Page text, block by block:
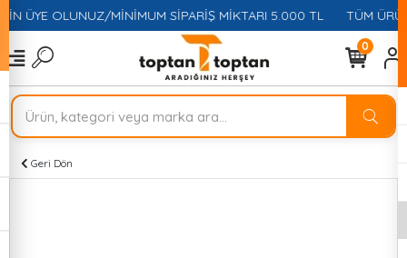
ÜYE OLUNUZ/MİNİMUM SİPARİŞ MİKTARI 5.000 TL TÜM
0
Geri Dön